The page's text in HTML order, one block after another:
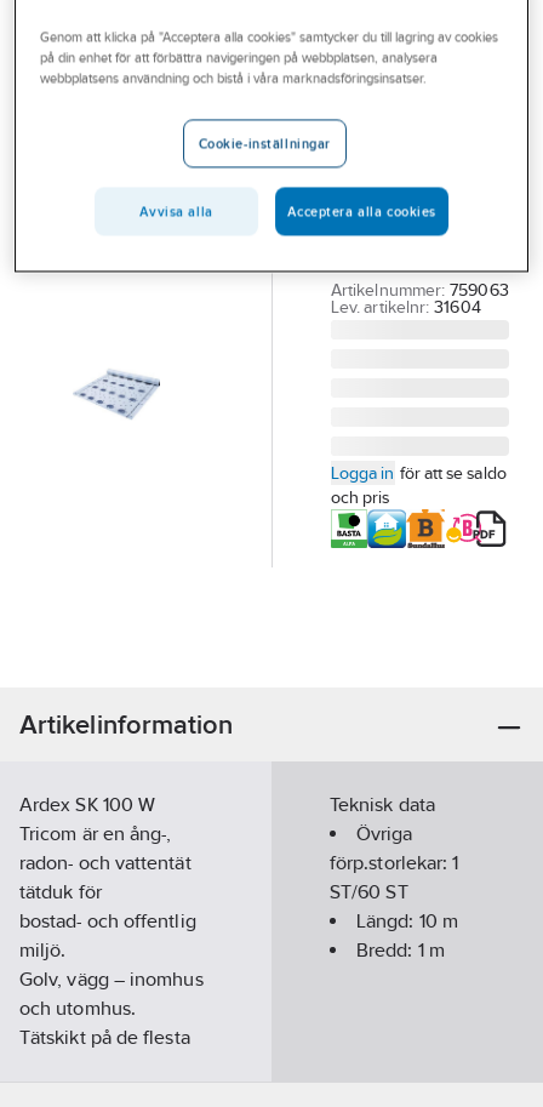
Outlet
Branscher ARDEX
W
TÄTSKIKTSDUK
ARDEX SK 100 W. 10
M. 1 X 10 M
Artikelnummer: 759063
Lev. artikelnr: 31604
Logga in för att se saldo
och pris
Artikelinformation
Ardex SK 100 W
Tricom är en ång-,
radon- och vattentät
tätduk för
bostad- och offentlig
miljö.
Golv, vägg – inomhus
och utomhus.
Tätskikt på de flesta
Teknisk data
Övriga
förp.storlekar:1
ST/60 ST
Längd: 10 m
Bredd: 1m
Genom att klicka på "Acceptera alla cookies" samtycker du till lagring av cookies
på din enhet för att förbättra navigeringen på webbplatsen, analysera
webbplatsens användning och bistå i våra marknadsföringsinsatser.
Cookie-inställningar
Avvisa alla Acceptera alla cookies